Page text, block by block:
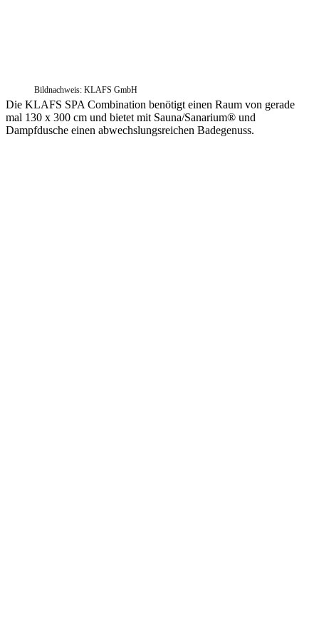
Bildnachweis: KLAFS GmbH
Die KLAFS SPA Combination benötigt einen Raum von gerade
mal 130 x 300 cm und bietet mit Sauna/Sanarium® und
Dampfdusche einen abwechslungsreichen Badegenuss.